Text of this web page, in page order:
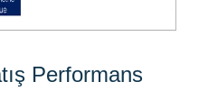
Performans